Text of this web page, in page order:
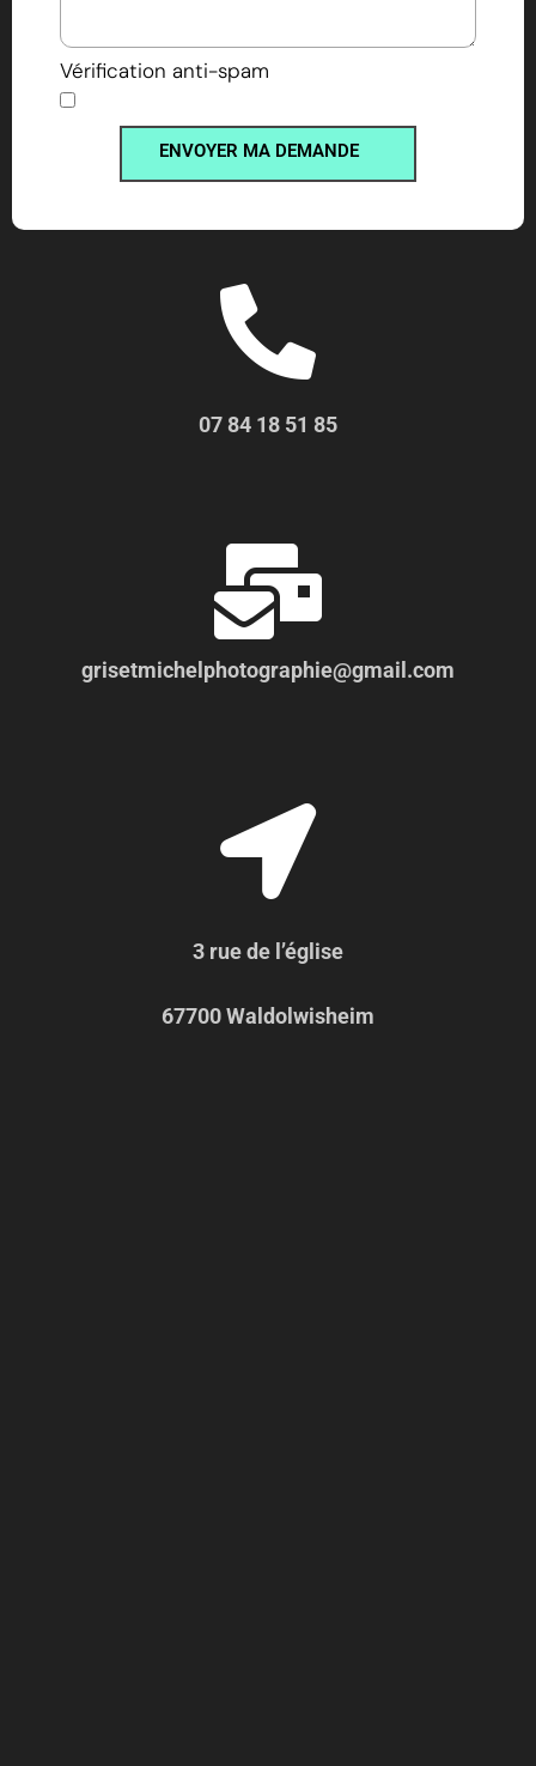
Vérification anti-spam
ENVOYER MA DEMANDE
07 84 18 51 85
grisetmichelphotographie@gmail.com
3 rue de l’église
67700 Waldolwisheim